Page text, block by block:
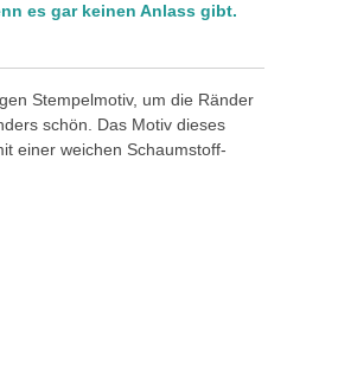
es gar keinen Anlass gibt.
Stempelmotiv, um die Ränder
schön. Das Motiv dieses
einer weichen Schaumstoff-